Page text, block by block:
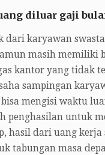
diluar gaji
dari karyawan
masih memiliki
kantor yang tidak
sampingan
mengisi waktu
penghasilan untuk
hasil dari uang kerja
tabungan masa